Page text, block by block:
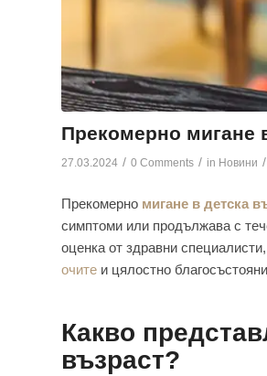
Прекомерно мигане
27.03.2024 / 0 Comments / in Новини /
Прекомерно мигане в детска
симптоми или продължава с
оценка от здравни
очите и цялостно
Какво
възраст?